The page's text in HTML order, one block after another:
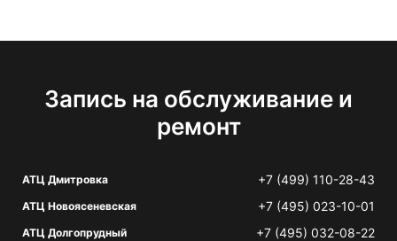
Запись на обслуживание и
ремонт
АТЦ Дмитровка +7 (499) 110-28-43
АТЦ Новоясеневская +7 (495) 023-10-01
АТЦ Долгопрудный +7 (495) 032-08-22